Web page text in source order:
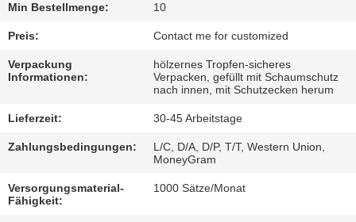
SITEMAP
DATENSCHUTZ-
BESTIMMUNGEN
Min Bestellmenge: 10
Preis: Contact me for customized
Verpackung
Informationen:
hölzernes Tropfen-sicheres
Verpacken, gefüllt mit Schaumschutz
nach innen, mit Schutzecken herum
Lieferzeit: 30-45 Arbeitstage
Zahlungsbedingungen:
L/C, D/A, D/P, T/T, Western Union,
MoneyGram
Versorgungsmaterial-
Fähigkeit:
1000 Sätze/Monat